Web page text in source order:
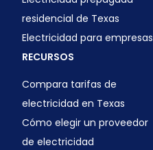
residencial de Texas
Electricidad para empresas
RECURSOS
Compara tarifas de
electricidad en Texas
Cómo elegir un proveedor
de electricidad